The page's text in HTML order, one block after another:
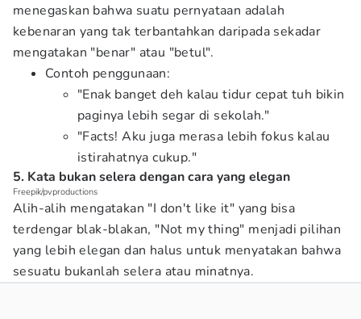
menegaskan bahwa suatu pernyataan adalah
kebenaran yang tak terbantahkan daripada sekadar
mengatakan "benar" atau "betul".
Contoh penggunaan:
"Enak banget deh kalau tidur cepat tuh bikin
paginya lebih segar di sekolah."
"Facts! Aku juga merasa lebih fokus kalau
istirahatnya cukup."
5. Kata bukan selera dengan cara yang elegan
Freepik/pvproductions
Alih-alih mengatakan "I don't like it" yang bisa
terdengar blak-blakan, "Not my thing" menjadi pilihan
yang lebih elegan dan halus untuk menyatakan bahwa
sesuatu bukanlah selera atau minatnya.